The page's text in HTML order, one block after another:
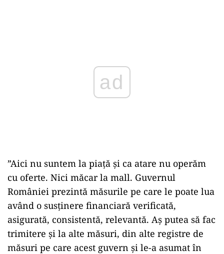
”Aici nu suntem la piaţă şi ca atare nu operăm
cu oferte. Nici măcar la mall. Guvernul
României prezintă măsurile pe care le poate lua
având o susţinere financiară verificată,
asigurată, consistentă, relevantă. Aş putea să fac
trimitere şi la alte măsuri, din alte registre de
măsuri pe care acest guvern şi le-a asumat în